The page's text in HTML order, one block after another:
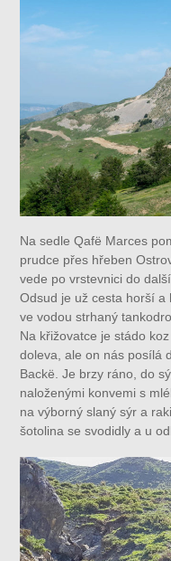
Na sedle Qafë Marces
prudce přes hřeben
vede po vrstevnici do
Odsud je už cesta horší
ve vodou strhaný
Na křižovatce je stádo
doleva, ale on nás posílá
Backë. Je brzy ráno, do
naloženými konvemi s
na výborný slaný sýr a
šotolina se svodidly a u